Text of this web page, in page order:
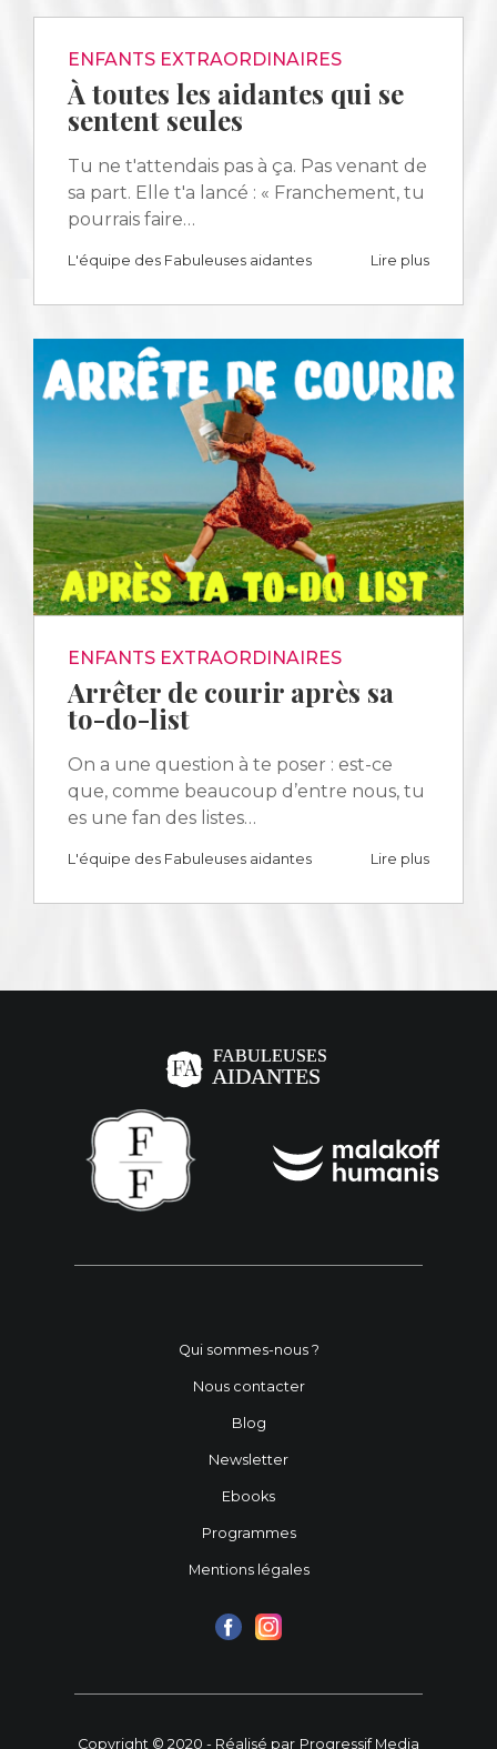
ENFANTS EXTRAORDINAIRES
À toutes les aidantes qui se
sentent seules
Tu ne t'attendais pas à ça. Pas venant de
sa part. Elle t'a lancé : « Franchement, tu
pourrais faire…
L'équipe des Fabuleuses aidantes Lire plus
ENFANTS EXTRAORDINAIRES
Arrêter de courir après sa
to-do-list
On a une question à te poser : est-ce
que, comme beaucoup d’entre nous, tu
es une fan des listes…
L'équipe des Fabuleuses aidantes Lire plus
Qui sommes-nous ?
Nous contacter
Blog
Newsletter
Ebooks
Programmes
Mentions légales
Copyright © 2020 - Réalisé par Progressif Media